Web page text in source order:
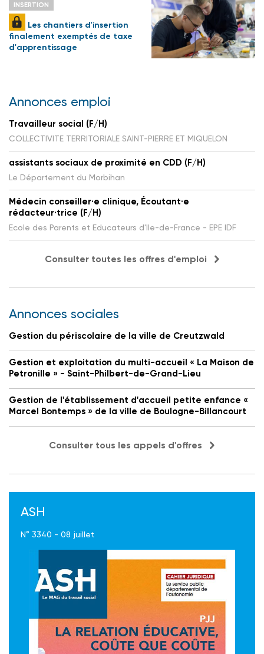
INSERTION
Les chantiers d'insertion
finalement exemptés de taxe
d'apprentissage
Annonces emploi
Travailleur social (F/H)
COLLECTIVITE TERRITORIALE SAINT-PIERRE ET MIQUELON
assistants sociaux de proximité en CDD (F/H)
Le Département du Morbihan
Médecin conseiller·e clinique, Écoutant·e
rédacteur·trice (F/H)
Ecole des Parents et Educateurs d'Ile-de-France - EPE IDF
Consulter toutes les offres d'emploi
Annonces sociales
Gestion du périscolaire de la ville de Creutzwald
Gestion et exploitation du multi-accueil « La Maison de
Petronille » - Saint-Philbert-de-Grand-Lieu
Gestion de l'établissement d'accueil petite enfance «
Marcel Bontemps » de la ville de Boulogne-Billancourt
Consulter tous les appels d'offres
ASH
N° 3340 - 08 juillet